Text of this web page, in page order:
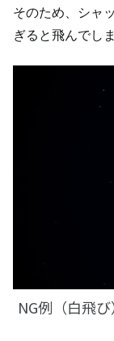
そのため、シャ
ぎると飛んでし
NG例（白飛び